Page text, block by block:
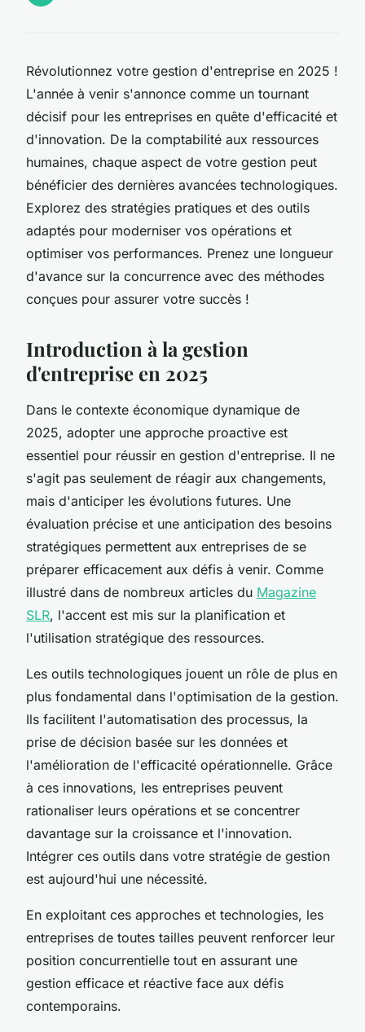
Révolutionnez votre gestion d'entreprise en 2025 !
L'année à venir s'annonce comme un tournant
décisif pour les entreprises en quête d'efficacité et
d'innovation. De la comptabilité aux ressources
humaines, chaque aspect de votre gestion peut
bénéficier des dernières avancées technologiques.
Explorez des stratégies pratiques et des outils
adaptés pour moderniser vos opérations et
optimiser vos performances. Prenez une longueur
d'avance sur la concurrence avec des méthodes
conçues pour assurer votre succès !
Introduction à la gestion
d'entreprise en 2025
Dans le contexte économique dynamique de
2025, adopter une approche proactive est
essentiel pour réussir en gestion d'entreprise. Il ne
s'agit pas seulement de réagir aux changements,
mais d'anticiper les évolutions futures. Une
évaluation précise et une anticipation des besoins
stratégiques permettent aux entreprises de se
préparer efficacement aux défis à venir. Comme
illustré dans de nombreux articles du Magazine
SLR, l'accent est mis sur la planification et
l'utilisation stratégique des ressources.
Les outils technologiques jouent un rôle de plus en
plus fondamental dans l'optimisation de la gestion.
Ils facilitent l'automatisation des processus, la
prise de décision basée sur les données et
l'amélioration de l'efficacité opérationnelle. Grâce
à ces innovations, les entreprises peuvent
rationaliser leurs opérations et se concentrer
davantage sur la croissance et l'innovation.
Intégrer ces outils dans votre stratégie de gestion
est aujourd'hui une nécessité.
En exploitant ces approches et technologies, les
entreprises de toutes tailles peuvent renforcer leur
position concurrentielle tout en assurant une
gestion efficace et réactive face aux défis
contemporains.